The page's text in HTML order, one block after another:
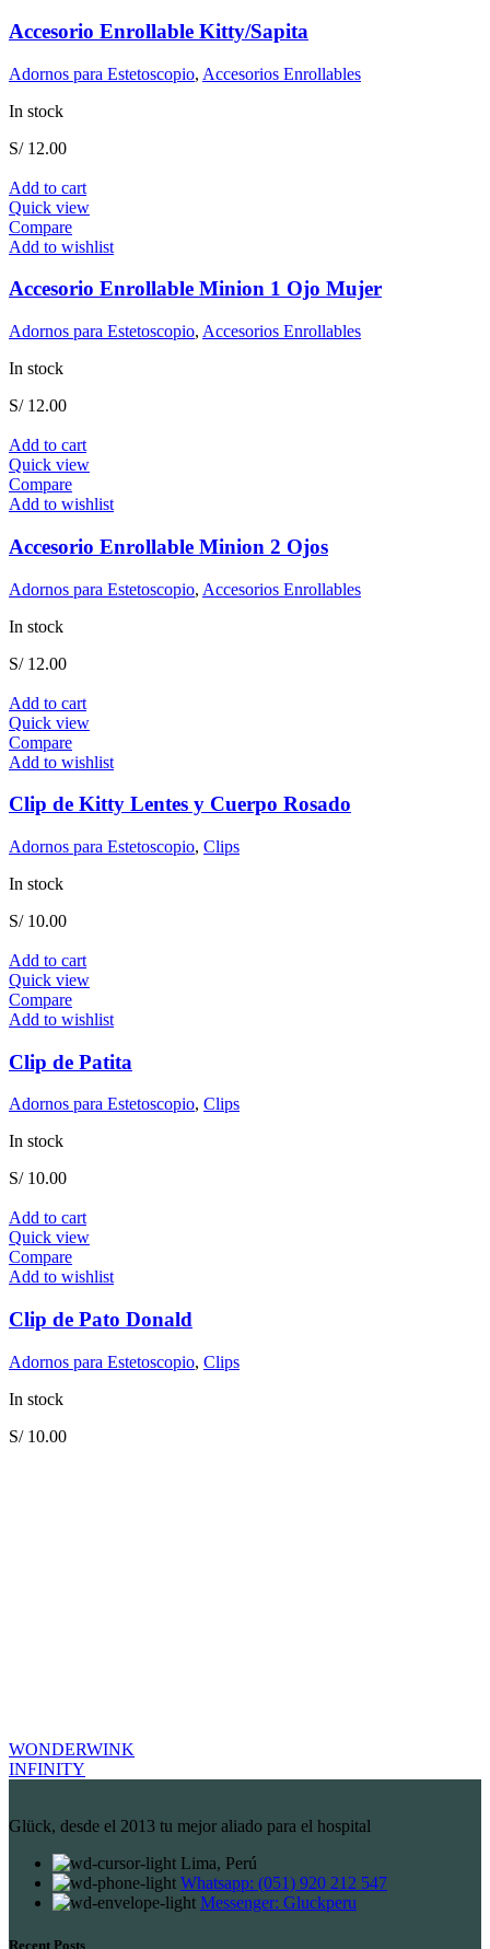
Accesorio Enrollable Kitty/Sapita
Adornos para Estetoscopio, Accesorios Enrollables
In stock
S/12.00
Add to cart
Quick view
Compare
Add to wishlist
Accesorio Enrollable Minion 1 Ojo Mujer
Adornos para Estetoscopio, Accesorios Enrollables
In stock
S/12.00
Add to cart
Quick view
Compare
Add to wishlist
Accesorio Enrollable Minion 2 Ojos
Adornos para Estetoscopio, Accesorios Enrollables
In stock
S/12.00
Add to cart
Quick view
Compare
Add to wishlist
Clip de Kitty Lentes y Cuerpo Rosado
Adornos para Estetoscopio, Clips
In stock
S/10.00
Add to cart
Quick view
Compare
Add to wishlist
Clip de Patita
Adornos para Estetoscopio, Clips
In stock
S/10.00
Add to cart
Quick view
Compare
Add to wishlist
Clip de Pato Donald
Adornos para Estetoscopio, Clips
In stock
S/10.00
WONDERWINK
INFINITY
Glück, desde el 2013 tu mejor aliado para el hospital
Lima, Perú
Whatsapp: (051) 920 212 547
Messenger: Gluckperu
Recent Posts